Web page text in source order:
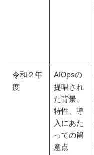
令和２年
度
AIOpsの
提唱され
た背景、
特性、導
入にあた
っての留
意点